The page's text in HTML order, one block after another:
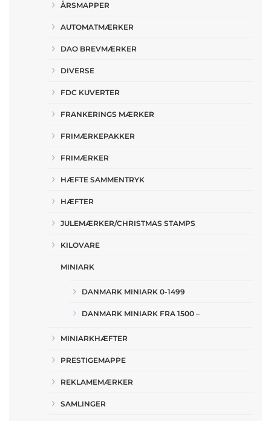
ÅRSMAPPER
AUTOMATMÆRKER
DAO BREVMÆRKER
DIVERSE
FDC KUVERTER
FRANKERINGS MÆRKER
FRIMÆRKEPAKKER
FRIMÆRKER
HÆFTE SAMMENTRYK
HÆFTER
JULEMÆRKER/CHRISTMAS STAMPS
KILOVARE
MINIARK
DANMARK MINIARK 0-1499
DANMARK MINIARK FRA 1500 –
MINIARKHÆFTER
PRESTIGEMAPPE
REKLAMEMÆRKER
SAMLINGER